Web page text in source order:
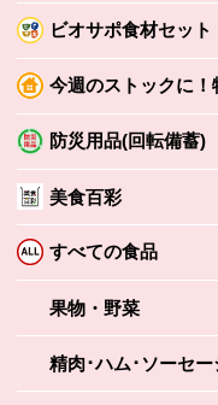
ビオサポ食材セット
今週のストックに！
防災用品(回転備蓄)
美食百彩
すべての食品
果物・野菜
精肉･ハム･ソーセー
（香
わっ！
(税込356円)
かごへ
バルサミコ
コク深くフル
本体2,160